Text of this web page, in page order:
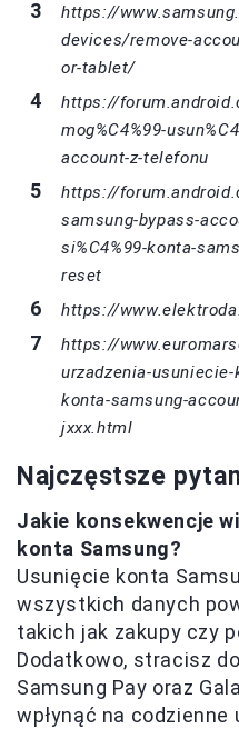
https://
devices/remove-
or-tablet/
https://
mog%C4%99-
account-z-telefonu
https://
samsung-bypass-
si%C4%99-konta-
reset
https://
https://
urzadzenia-
konta-samsung-
jxxx.html
Najczęstsze
Jakie konsekwencje
konta Samsung?
Usunięcie konta
wszystkich danych
takich jak zakupy czy
Dodatkowo, stracisz
Samsung Pay oraz
wpłynąć na